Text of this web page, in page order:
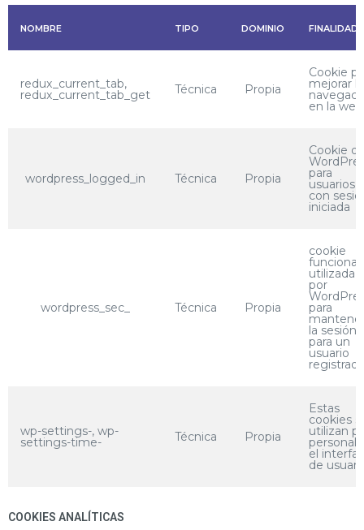
NOMBRE TIPO DOMINIO FINALIDAD
redux_current_tab,
redux_current_tab_get Técnica Propia
Cookie
mejorar la
en la
wordpress_logged_in Técnica Propia
Cookie
para
usuarios
con
iniciada
wordpress_sec_ Técnica Propia
cookie
funcional
utilizada
por
para
la sesión
para un
usuario
wp-settings-, wp-
settings-time- Técnica Propia
Estas
cookies
utilizan
el interfaz
de
COOKIES ANALÍTICAS